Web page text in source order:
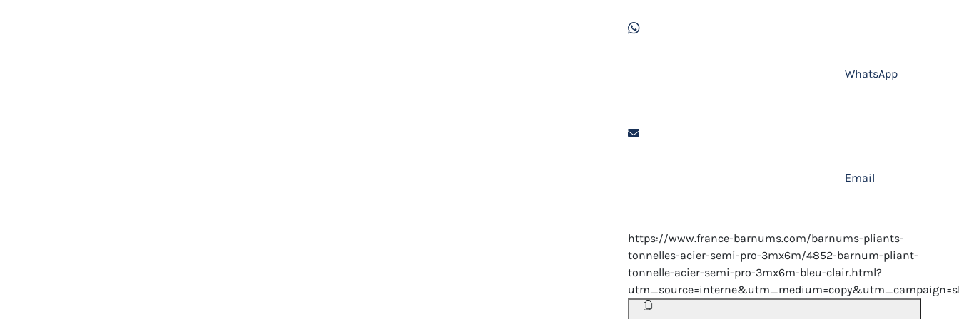
WhatsApp
Email
https://www.france-barnums.com/barnums-pliants-
tonnelles-acier-semi-pro-3mx6m/4852-barnum-pliant-
tonnelle-acier-semi-pro-3mx6m-bleu-clair.html?